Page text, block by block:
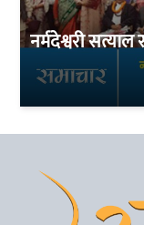
नर्मदेश्वरी